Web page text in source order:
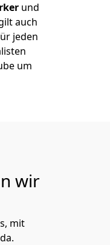
und
auch
jeden
um
wir
mit